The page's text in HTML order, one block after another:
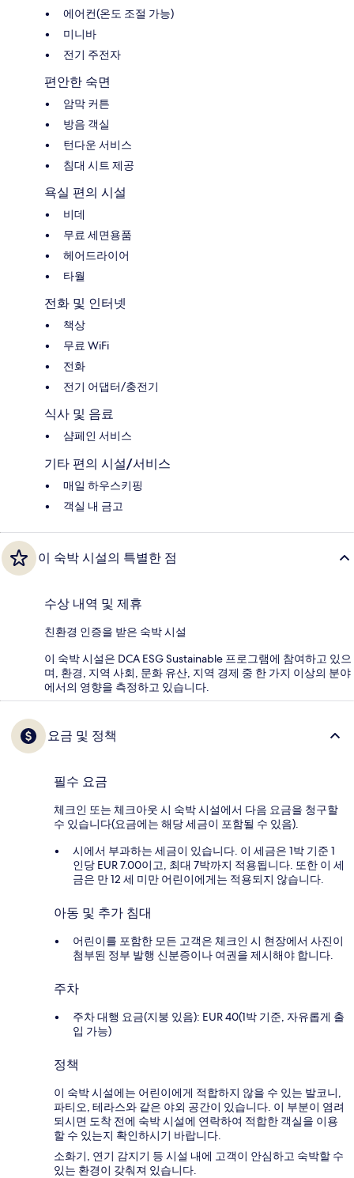
에어컨(온도 조절 가능)
미니바
전기 주전자
편안한 숙면
암막 커튼
방음 객실
턴다운 서비스
침대 시트 제공
욕실 편의 시설
비데
무료 세면용품
헤어드라이어
타월
전화 및 인터넷
책상
무료 WiFi
전화
전기 어댑터/충전기
식사 및 음료
샴페인 서비스
기타 편의 시설/서비스
매일 하우스키핑
객실 내 금고
이 숙박 시설의 특별한 점
수상 내역 및 제휴
친환경 인증을 받은 숙박 시설
이 숙박 시설은 DCA ESG Sustainable 프로그램에 참여하고 있으
며, 환경, 지역 사회, 문화 유산, 지역 경제 중 한 가지 이상의 분야
에서의 영향을 측정하고 있습니다.
요금 및 정책
필수 요금
체크인 또는 체크아웃 시 숙박 시설에서 다음 요금을 청구할
수 있습니다(요금에는 해당 세금이 포함될 수 있음).
시에서 부과하는 세금이 있습니다. 이 세금은 1박 기준 1
인당 EUR 7.00이고, 최대 7박까지 적용됩니다. 또한 이 세
금은 만 12 세 미만 어린이에게는 적용되지 않습니다.
아동 및 추가 침대
어린이를 포함한 모든 고객은 체크인 시 현장에서 사진이
첨부된 정부 발행 신분증이나 여권을 제시해야 합니다.
주차
주차 대행 요금(지붕 있음): EUR 40(1박 기준, 자유롭게 출
입 가능)
정책
이 숙박 시설에는 어린이에게 적합하지 않을 수 있는 발코니,
파티오, 테라스와 같은 야외 공간이 있습니다. 이 부분이 염려
되시면 도착 전에 숙박 시설에 연락하여 적합한 객실을 이용
할 수 있는지 확인하시기 바랍니다.
소화기, 연기 감지기 등 시설 내에 고객이 안심하고 숙박할 수
있는 환경이 갖춰져 있습니다.